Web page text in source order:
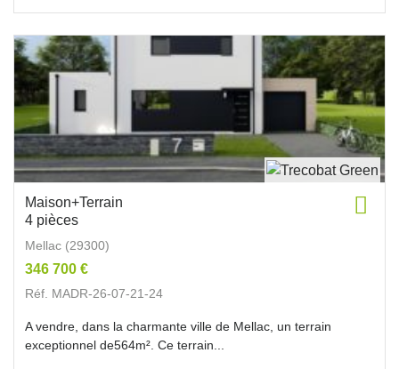
Maison+Terrain
4 pièces
Mellac (29300)
346 700 €
Réf. MADR-26-07-21-24
A vendre, dans la charmante ville de Mellac, un terrain
exceptionnel de564m². Ce terrain...